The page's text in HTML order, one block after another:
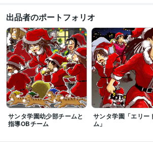
出品者のポートフォリオ
サンタ学園幼少部チームと
指導OBチーム
サンタ学園「エリー
ム」